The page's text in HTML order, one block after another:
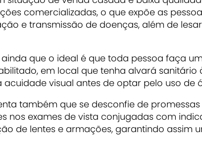
comercializadas, o que expõe as
e transmissão de doenças, além de
que o ideal é que toda pessoa faça
em local que tenha alvará sanitário
visual antes de optar pelo uso de
também que se desconfie de
nos exames de vista conjugadas com
de lentes e armações, garantindo assim